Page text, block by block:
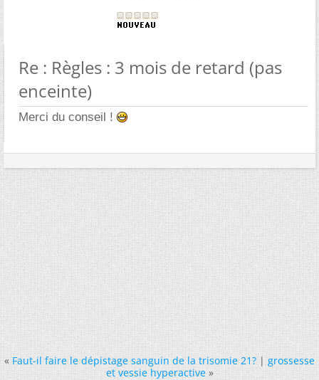
Re : Règles : 3 mois de retard (pas
enceinte)
Merci du conseil !
« Faut-il faire le dépistage sanguin de la trisomie 21?|grossesse
et vessie hyperactive »